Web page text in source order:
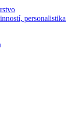
personalistika